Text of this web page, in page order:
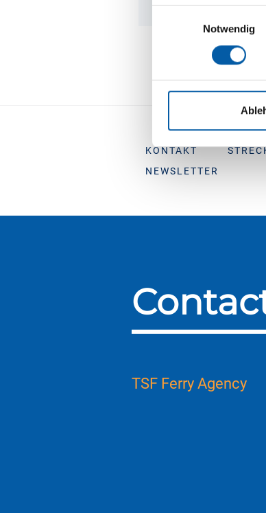
Notwendig
KONTAKT
NEWSLETTER
TSF Ferry Agency